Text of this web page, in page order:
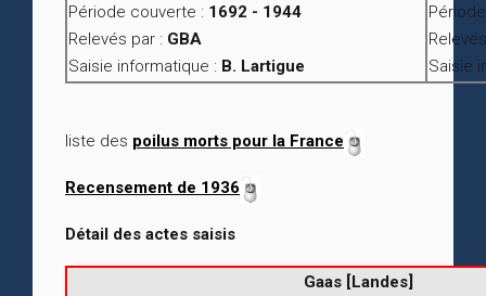
Période couverte : 1692 - 1944
Relevés par : GBA
Saisie informatique : B. Lartigue
Saisie
liste des poilus morts pour la France
Recensement de 1936
Détail des actes saisis
Gaas [Landes]